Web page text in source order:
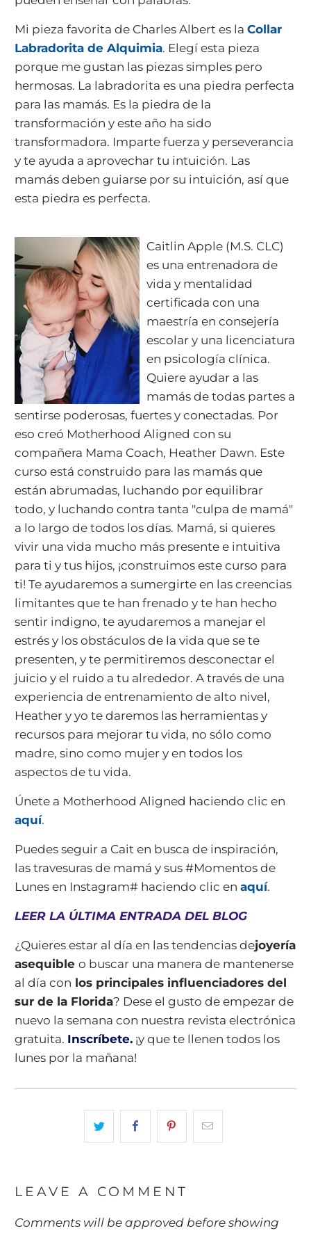
Mi pieza favorita de Charles Albert es la Collar
Labradorita de Alquimia. Elegí esta pieza
porque me gustan las piezas simples pero
hermosas. La labradorita es una piedra perfecta
para las mamás. Es la piedra de la
transformación y este año ha sido
transformadora. Imparte fuerza y perseverancia
y te ayuda a aprovechar tu intuición. Las
mamás deben guiarse por su intuición, así que
esta piedra es perfecta.
Caitlin Apple (M.S. CLC)
es una entrenadora de
vida y mentalidad
certificada con una
maestría en consejería
escolar y una licenciatura
en psicología clínica.
Quiere ayudar a las
mamás de todas partes a
sentirse poderosas, fuertes y conectadas. Por
eso creó Motherhood Aligned con su
compañera Mama Coach, Heather Dawn. Este
curso está construido para las mamás que
están abrumadas, luchando por equilibrar
todo, y luchando contra tanta "culpa de mamá"
a lo largo de todos los días. Mamá, si quieres
vivir una vida mucho más presente e intuitiva
para ti y tus hijos, ¡construimos este curso para
ti! Te ayudaremos a sumergirte en las creencias
limitantes que te han frenado y te han hecho
sentir indigno, te ayudaremos a manejar el
estrés y los obstáculos de la vida que se te
presenten, y te permitiremos desconectar el
juicio y el ruido a tu alrededor. A través de una
experiencia de entrenamiento de alto nivel,
Heather y yo te daremos las herramientas y
recursos para mejorar tu vida, no sólo como
madre, sino como mujer y en todos los
aspectos de tu vida.
Únete a Motherhood Aligned haciendo clic en
aquí.
Puedes seguir a Cait en busca de inspiración,
las travesuras de mamá y sus #Momentos de
Lunes en Instagram# haciendo clic enaquí.
LEER LA ÚLTIMA ENTRADA DEL BLOG
¿Quieres estar al día en las tendencias dejoyería
asequibleo buscar una manera de mantenerse
al día con los principales influenciadores del
sur de la Florida? Dese el gusto de empezar de
nuevo la semana con nuestra revista electrónica
gratuita. Inscríbete. ¡y que te llenen todos los
lunes por la mañana!
LEAVE A COMMENT
Comments will be approved before showing